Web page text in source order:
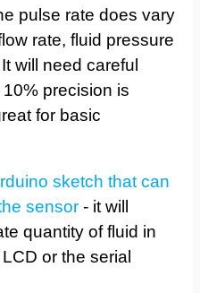
pulse rate does vary
rate, fluid pressure
will need careful
precision is
for basic
sketch that can
sensor - it will
quantity of fluid in
or the serial